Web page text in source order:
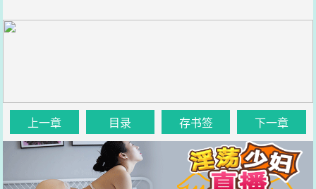
上一章 目录 存书签 下一章